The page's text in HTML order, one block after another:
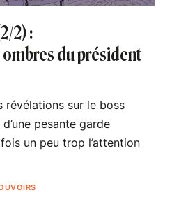
2) :
du président
révélations sur le boss
pesante garde
un peu trop l’attention